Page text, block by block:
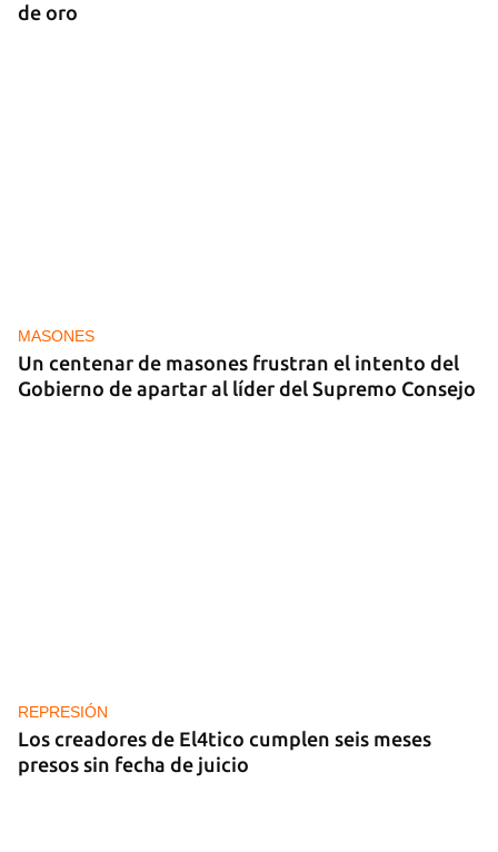
de oro
MASONES
Un centenar de masones frustran el intento del
Gobierno de apartar al líder del Supremo Consejo
REPRESIÓN
Los creadores de El4tico cumplen seis meses
presos sin fecha de juicio